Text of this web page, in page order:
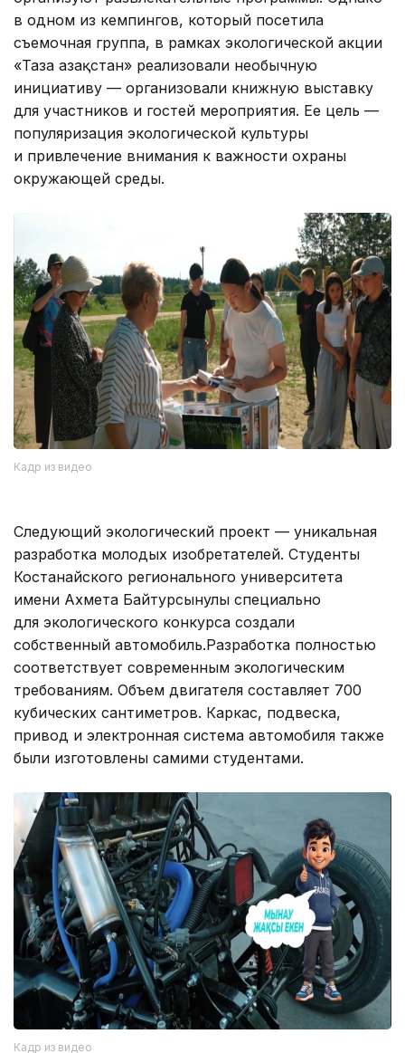
в одном из кемпингов, который посетила
съемочная группа, в рамках экологической акции
«Таза Қазақстан» реализовали необычную
инициативу — организовали книжную выставку
для участников и гостей мероприятия. Ее цель —
популяризация экологической культуры
и привлечение внимания к важности охраны
окружающей среды.
Кадр из видео
Следующий экологический проект — уникальная
разработка молодых изобретателей. Студенты
Костанайского регионального университета
имени Ахмета Байтурсынулы специально
для экологического конкурса создали
собственный автомобиль.Разработка полностью
соответствует современным экологическим
требованиям. Объем двигателя составляет 700
кубических сантиметров. Каркас, подвеска,
привод и электронная система автомобиля также
были изготовлены самими студентами.
Кадр из видео